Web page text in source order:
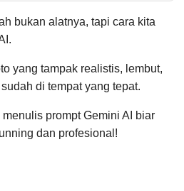
bukan alatnya, tapi cara kita
yang tampak realistis, lembut,
di tempat yang tepat.
prompt Gemini AI biar
dan profesional!